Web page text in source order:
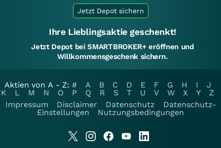
Jetzt Depot sichern
Ihre Lieblingsaktie geschenkt!
Jetzt Depot bei SMARTBROKER+ eröffnen und
Willkommensgeschenk sichern.
Aktien von A - Z: # A B C D E F G H I
J
K
L M N O P Q R S T U V W X Y
Z
Impressum
Disclaimer Datenschutz
Datenschutz-
Einstellungen
Nutzungsbedingungen